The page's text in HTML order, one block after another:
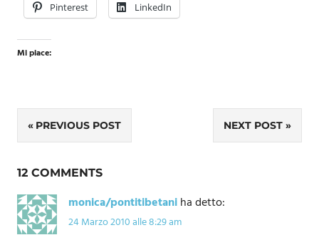
Pinterest LinkedIn
Mi piace:
Navigazione
articoli
PREVIOUS POST NEXT POST
12 COMMENTS
monica/pontitibetaniha detto:
24 Marzo 2010 alle 8:29 am